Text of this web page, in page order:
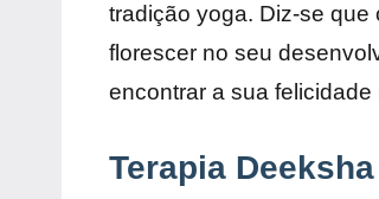
tradição yoga. Diz-se
florescer no seu
encontrar a sua
Terapia Deeksha